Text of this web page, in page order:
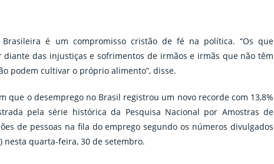
é um compromisso cristão de fé na política. “Os que
das injustiças e sofrimentos de irmãos e irmãs que não têm
podem cultivar o próprio alimento”, disse.
que o desemprego no Brasil registrou um novo recorde com 13,8%
pela série histórica da Pesquisa Nacional por Amostras de
de pessoas na fila do emprego segundo os números divulgados
nesta quarta-feira, 30 de setembro.